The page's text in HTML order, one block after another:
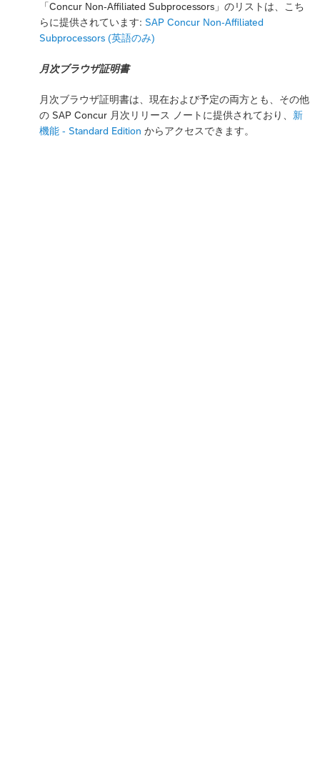
「Concur Non-Affiliated Subprocessors」のリストは、こち
らに提供されています: SAP Concur Non-Affiliated
Subprocessors (英語のみ)
月次ブラウザ証明書
月次ブラウザ証明書は、現在および予定の両方とも、その他
の SAP Concur 月次リリース ノートに提供されており、 新
機能 - Standard Edition からアクセスできます。